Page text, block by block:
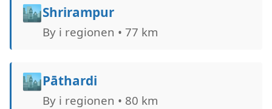
🏙️Shrirampur
By i regionen • 77 km
🏙️Pāthardi
By i regionen • 80 km